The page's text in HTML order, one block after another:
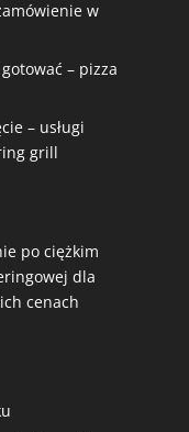
w
– pizza
– usługi
grill
po ciężkim
dla
cenach